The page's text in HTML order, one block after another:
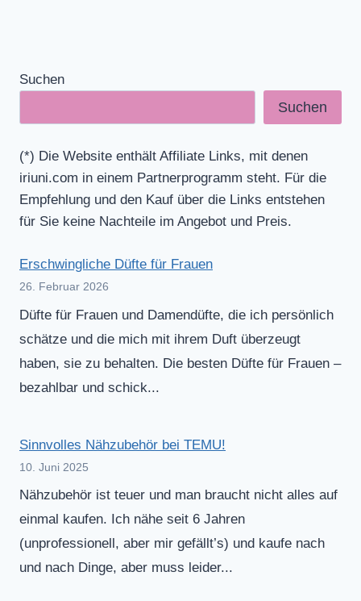
Suchen
Suchen
(*) Die Website enthält Affiliate Links, mit denen
iriuni.com in einem Partnerprogramm steht. Für die
Empfehlung und den Kauf über die Links entstehen
für Sie keine Nachteile im Angebot und Preis.
Erschwingliche Düfte für Frauen
26. Februar 2026
Düfte für Frauen und Damendüfte, die ich persönlich
schätze und die mich mit ihrem Duft überzeugt
haben, sie zu behalten. Die besten Düfte für Frauen –
bezahlbar und schick...
Sinnvolles Nähzubehör bei TEMU!
10. Juni 2025
Nähzubehör ist teuer und man braucht nicht alles auf
einmal kaufen. Ich nähe seit 6 Jahren
(unprofessionell, aber mir gefällt’s) und kaufe nach
und nach Dinge, aber muss leider...